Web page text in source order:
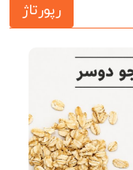
رپورتاژ